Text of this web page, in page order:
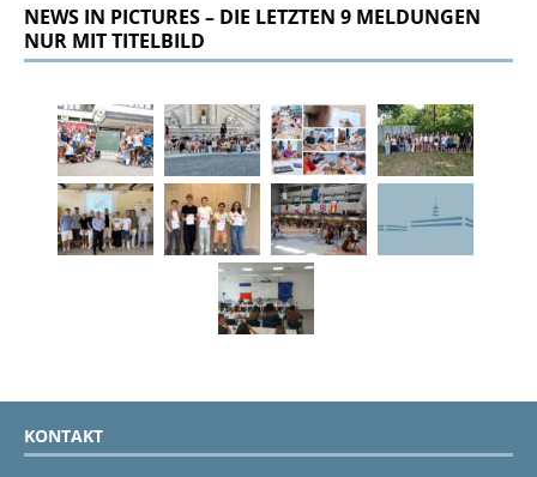
NEWS IN PICTURES – DIE LETZTEN 9 MELDUNGEN
NUR MIT TITELBILD
KONTAKT